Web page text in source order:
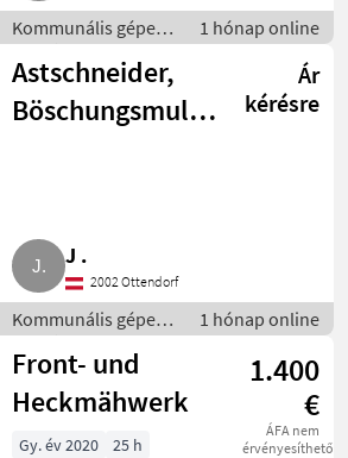
Kommunális gépek /
Rézsűkasza
1 hónap online
Astschneider,
Böschungsmulcher
Ár
kérésre
J .
2002 Ottendorf
Kommunális gépek /
Rézsűkasza
1 hónap online
Front- und
Heckmähwerk
1.400
€
ÁFA nem
érvényesíthető
Gy. év 2020 25 h